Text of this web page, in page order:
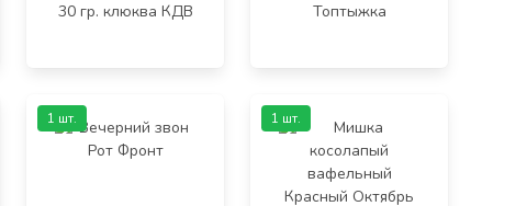
30 гр. клюква КДВ
Топтыжка
1 шт. 1 шт.